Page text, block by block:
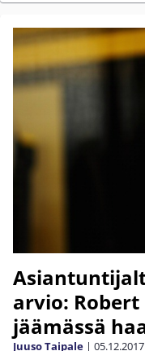
arvio: Robert
jäämässä
Juuso Taipale | 05.12.2017